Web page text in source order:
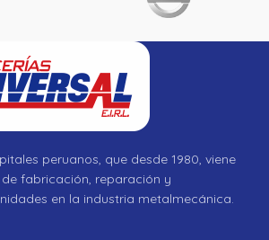
peruanos, que desde 1980, viene
fabricación, reparación y
en la industria metalmecánica.